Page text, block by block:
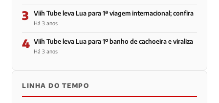
3 Viih Tube leva Lua para 1ª viagem internacional; confira
Há 3 anos
4 Viih Tube leva Lua para 1º banho de cachoeira e viraliza
Há 3 anos
LINHA DO TEMPO